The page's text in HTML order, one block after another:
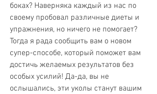
боках? Наверняка каждый из нас по
своему пробовал различные диеты и
упражнения, но ничего не помогает?
Тогда я рада сообщить вам о новом
супер-способе, который поможет вам
достичь желаемых результатов без
особых усилий! Да-да, вы не
ослышались, эти уколы станут вашим